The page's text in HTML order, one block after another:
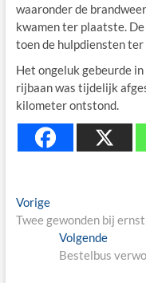
waaronder de
kwamen ter plaatste.
toen de hulpdiensten
Het ongeluk gebeurde
rijbaan was tijdelijk
kilometer ontstond.
VorigePrevious
post:
Twee gewonden bij
VolgendeNext
post:
Bestelbus